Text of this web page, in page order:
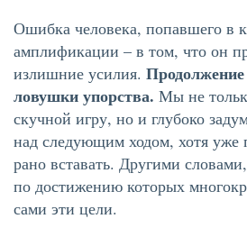
Ошибка человека, попавшего в
амплификации – в том, что он
излишние усилия.
ловушки упорства. Мы не
скучной игру, но и глубоко
над следующим ходом, хотя уже
рано вставать. Другими
по достижению которых
сами эти цели.